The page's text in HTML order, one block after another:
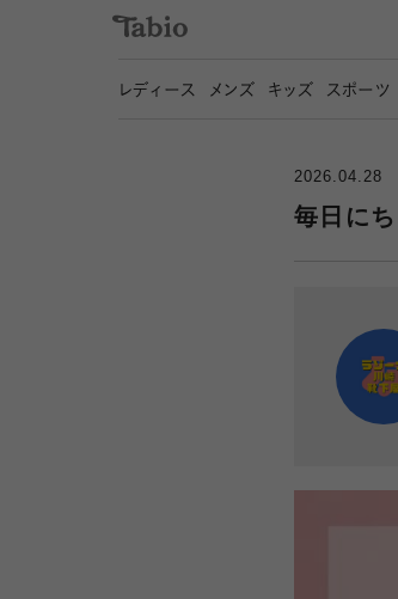
レディース メンズ キッズ スポーツ
2026.04.28
毎日に